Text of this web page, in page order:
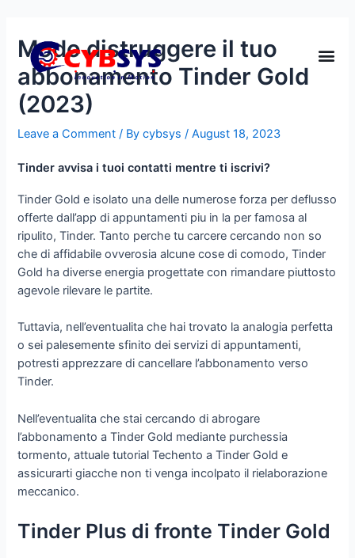
Modo distruggere il tuo
abbonamento Tinder Gold
(2023)
Leave a Comment / Bycybsys/August 18, 2023
Tinder avvisa i tuoi contatti mentre ti iscrivi?
Tinder Gold e isolato una delle numerose forza per deflusso
offerte dall’app di appuntamenti piu in la per famosa al
ripulito, Tinder. Tanto perche tu carcere cercando non so
che di affidabile ovverosia alcune cose di comodo, Tinder
Gold ha diverse energia progettate con rimandare piuttosto
agevole rilevare le partite.
Tuttavia, nell’eventualita che hai trovato la analogia perfetta
o sei palesemente sfinito dei servizi di appuntamenti,
potresti apprezzare di cancellare l’abbonamento verso
Tinder.
Nell’eventualita che stai cercando di abrogare
l’abbonamento a Tinder Gold mediante purchessia
tormento, attuale tutorial Techento a Tinder Gold e
assicurarti giacche non ti venga incolpato il rielaborazione
meccanico.
Tinder Plus di fronte Tinder Gold